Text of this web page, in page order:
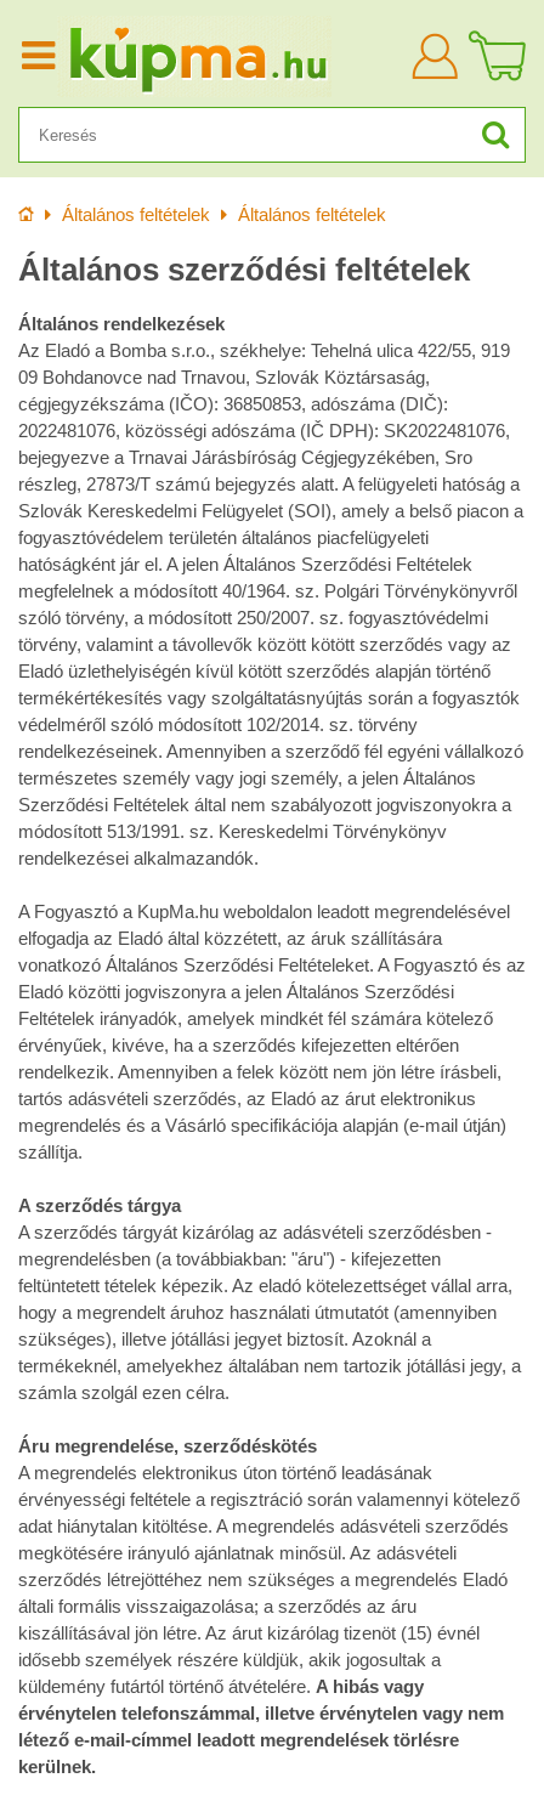
KezdőlapÁltalános feltételek Általános feltételek
Általános szerződési feltételek
Általános rendelkezések
Az Eladó a Bomba s.r.o., székhelye: Tehelná ulica 422/55, 919
09 Bohdanovce nad Trnavou, Szlovák Köztársaság,
cégjegyzékszáma (IČO): 36850853, adószáma (DIČ):
2022481076, közösségi adószáma (IČ DPH): SK2022481076,
bejegyezve a Trnavai Járásbíróság Cégjegyzékében, Sro
részleg, 27873/T számú bejegyzés alatt. A felügyeleti hatóság a
Szlovák Kereskedelmi Felügyelet (SOI), amely a belső piacon a
fogyasztóvédelem területén általános piacfelügyeleti
hatóságként jár el. A jelen Általános Szerződési Feltételek
megfelelnek a módosított 40/1964. sz. Polgári Törvénykönyvről
szóló törvény, a módosított 250/2007. sz. fogyasztóvédelmi
törvény, valamint a távollevők között kötött szerződés vagy az
Eladó üzlethelyiségén kívül kötött szerződés alapján történő
termékértékesítés vagy szolgáltatásnyújtás során a fogyasztók
védelméről szóló módosított 102/2014. sz. törvény
rendelkezéseinek. Amennyiben a szerződő fél egyéni vállalkozó
természetes személy vagy jogi személy, a jelen Általános
Szerződési Feltételek által nem szabályozott jogviszonyokra a
módosított 513/1991. sz. Kereskedelmi Törvénykönyv
rendelkezései alkalmazandók.
A Fogyasztó a KupMa.hu weboldalon leadott megrendelésével
elfogadja az Eladó által közzétett, az áruk szállítására
vonatkozó Általános Szerződési Feltételeket. A Fogyasztó és az
Eladó közötti jogviszonyra a jelen Általános Szerződési
Feltételek irányadók, amelyek mindkét fél számára kötelező
érvényűek, kivéve, ha a szerződés kifejezetten eltérően
rendelkezik. Amennyiben a felek között nem jön létre írásbeli,
tartós adásvételi szerződés, az Eladó az árut elektronikus
megrendelés és a Vásárló specifikációja alapján (e-mail útján)
szállítja.
A szerződés tárgya
A szerződés tárgyát kizárólag az adásvételi szerződésben -
megrendelésben (a továbbiakban: "áru") - kifejezetten
feltüntetett tételek képezik. Az eladó kötelezettséget vállal arra,
hogy a megrendelt áruhoz használati útmutatót (amennyiben
szükséges), illetve jótállási jegyet biztosít. Azoknál a
termékeknél, amelyekhez általában nem tartozik jótállási jegy, a
számla szolgál ezen célra.
Áru megrendelése, szerződéskötés
A megrendelés elektronikus úton történő leadásának
érvényességi feltétele a regisztráció során valamennyi kötelező
adat hiánytalan kitöltése. A megrendelés adásvételi szerződés
megkötésére irányuló ajánlatnak minősül. Az adásvételi
szerződés létrejöttéhez nem szükséges a megrendelés Eladó
általi formális visszaigazolása; a szerződés az áru
kiszállításával jön létre. Az árut kizárólag tizenöt (15) évnél
idősebb személyek részére küldjük, akik jogosultak a
küldemény futártól történő átvételére. A hibás vagy
érvénytelen telefonszámmal, illetve érvénytelen vagy nem
létező e-mail-címmel leadott megrendelések törlésre
kerülnek.